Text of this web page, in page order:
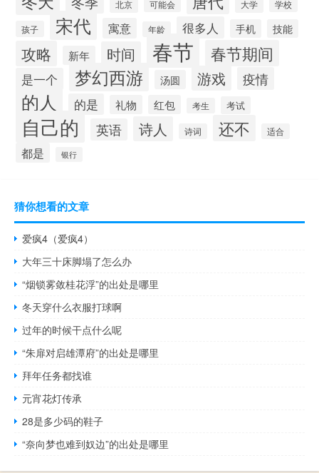
北京 可能会 大学 学校
孩子 宋代 寓意 年龄 很多人 手机 技能
攻略 新年 时间 春节 春节期间
是一个 梦幻西游 汤圆 游戏 疫情
的人 的是 礼物 红包 考生 考试
自己的 英语 诗人 诗词 还不 适合
都是 银行
猜你想看的文章
爱疯4（爱疯4）
大年三十床脚塌了怎么办
“烟锁雾敛桂花浮”的出处是哪里
冬天穿什么衣服打球啊
过年的时候干点什么呢
“朱扉对启雄潭府”的出处是哪里
拜年任务都找谁
元宵花灯传承
28是多少码的鞋子
“奈向梦也难到奴边”的出处是哪里